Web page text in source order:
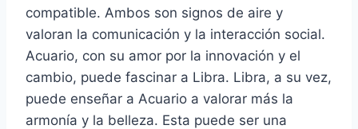
compatible. Ambos son signos de aire y
valoran la comunicación y la interacción social.
Acuario, con su amor por la innovación y el
cambio, puede fascinar a Libra. Libra, a su vez,
puede enseñar a Acuario a valorar más la
armonía y la belleza. Esta puede ser una